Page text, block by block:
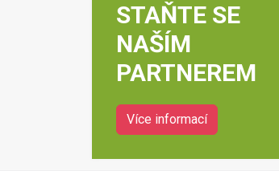
STAŇTE SE
NAŠÍM
PARTNEREM
Více informací